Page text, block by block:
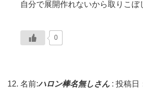
自分で展開作れないから取りこぼ
0
名前:ハロン棒名無しさん : 投稿日